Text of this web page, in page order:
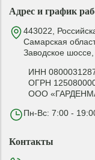
Адрес и график
443022,
Самарская
Заводское шоссе,
ИНН
ОГРН
ООО
Пн-Вс: 7:00 -
Контакты